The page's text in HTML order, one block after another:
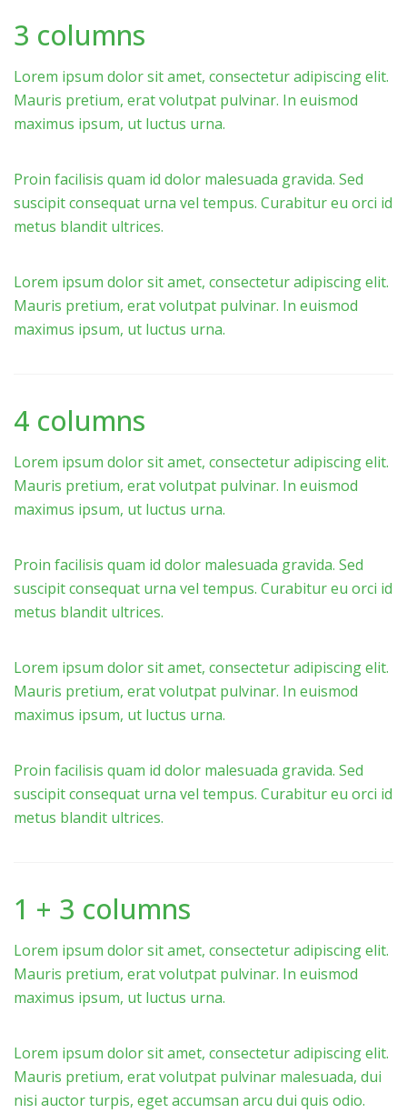
3 columns
Lorem ipsum dolor sit amet, consectetur adipiscing elit.
Mauris pretium, erat volutpat pulvinar. In euismod
maximus ipsum, ut luctus urna.
Proin facilisis quam id dolor malesuada gravida. Sed
suscipit consequat urna vel tempus. Curabitur eu orci id
metus blandit ultrices.
Lorem ipsum dolor sit amet, consectetur adipiscing elit.
Mauris pretium, erat volutpat pulvinar. In euismod
maximus ipsum, ut luctus urna.
4 columns
Lorem ipsum dolor sit amet, consectetur adipiscing elit.
Mauris pretium, erat volutpat pulvinar. In euismod
maximus ipsum, ut luctus urna.
Proin facilisis quam id dolor malesuada gravida. Sed
suscipit consequat urna vel tempus. Curabitur eu orci id
metus blandit ultrices.
Lorem ipsum dolor sit amet, consectetur adipiscing elit.
Mauris pretium, erat volutpat pulvinar. In euismod
maximus ipsum, ut luctus urna.
Proin facilisis quam id dolor malesuada gravida. Sed
suscipit consequat urna vel tempus. Curabitur eu orci id
metus blandit ultrices.
1 + 3 columns
Lorem ipsum dolor sit amet, consectetur adipiscing elit.
Mauris pretium, erat volutpat pulvinar. In euismod
maximus ipsum, ut luctus urna.
Lorem ipsum dolor sit amet, consectetur adipiscing elit.
Mauris pretium, erat volutpat pulvinar malesuada, dui
nisi auctor turpis, eget accumsan arcu dui quis odio.